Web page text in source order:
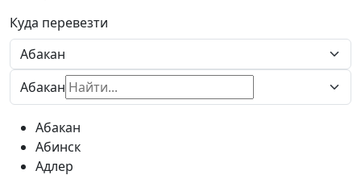
Куда перевезти
Абакан
Абакан
Абинск
Адлер